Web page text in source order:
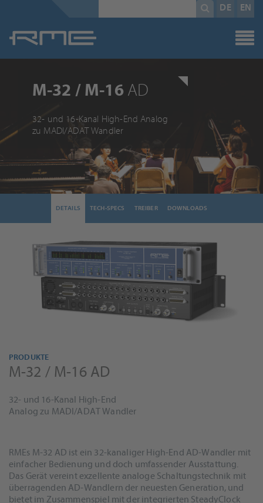
DE EN
M-32 / M-16 AD
32- und 16-Kanal High-End Analog
zu MADI/ADAT Wandler
DETAILS TECH-SPECS TREIBER DOWNLOADS
PRODUKTE
M-32 / M-16 AD
32- und 16-Kanal High-End
Analog zu MADI/ADAT Wandler
RMEs M-32 AD ist ein 32-kanaliger High-End AD-Wandler mit
einfacher Bedienung und doch umfassender Ausstattung.
Das Gerät vereint exzellente analoge Schaltungstechnik mit
überragenden AD-Wandlern der neuesten Generation, und
bietet im Zusammenspiel mit der integrierten SteadyClock